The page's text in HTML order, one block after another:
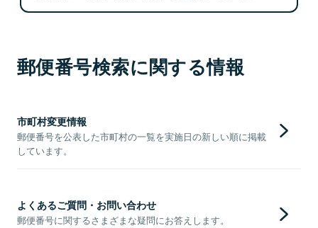
郵便番号検索に関する情報
市町村変更情報
郵便番号を公表した市町村の一覧を実施日の新しい順に掲載
しています。
よくあるご質問・お問い合わせ
郵便番号に関するさまざまな疑問にお答えします。